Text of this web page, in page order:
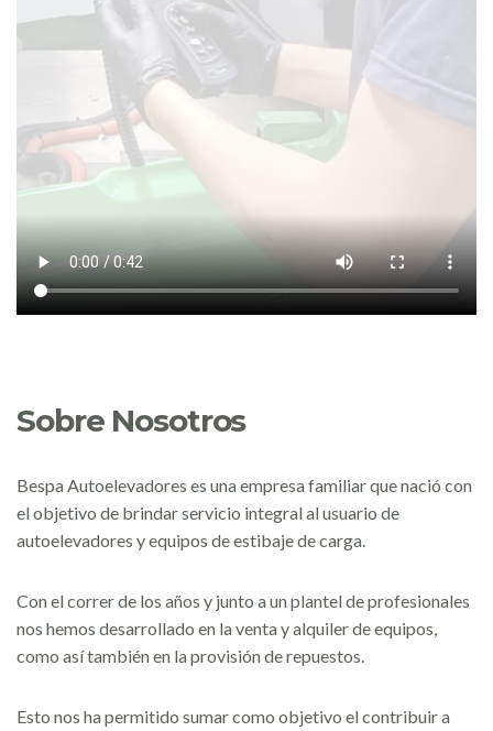
Sobre Nosotros
Bespa Autoelevadores es una empresa familiar que nació con
el objetivo de brindar servicio integral al usuario de
autoelevadores y equipos de estibaje de carga.
Con el correr de los años y junto a un plantel de profesionales
nos hemos desarrollado en la venta y alquiler de equipos,
como así también en la provisión de repuestos.
Esto nos ha permitido sumar como objetivo el contribuir a